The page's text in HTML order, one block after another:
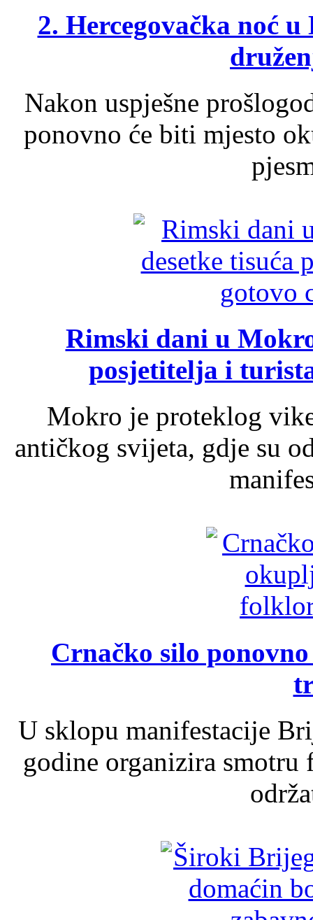
2. Hercegovačka noć
Nakon uspješne
ponovno će biti mjesto
Rimski dani u
posjetitelja i
Mokro je proteklog
antičkog svijeta, gdje su
Crnačko silo
U sklopu manifestacije
godine organizira